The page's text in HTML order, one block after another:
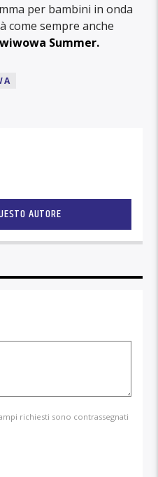
per bambini in onda
come sempre anche
Summer.
AUTORE
richiesti sono contrassegnati